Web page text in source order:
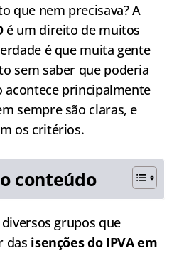
que nem precisava? A
é um direito de muitos
é que muita gente
sem saber que poderia
acontece principalmente
sempre são claras, e
os critérios.
conteúdo
grupos que
das isenções do IPVA em